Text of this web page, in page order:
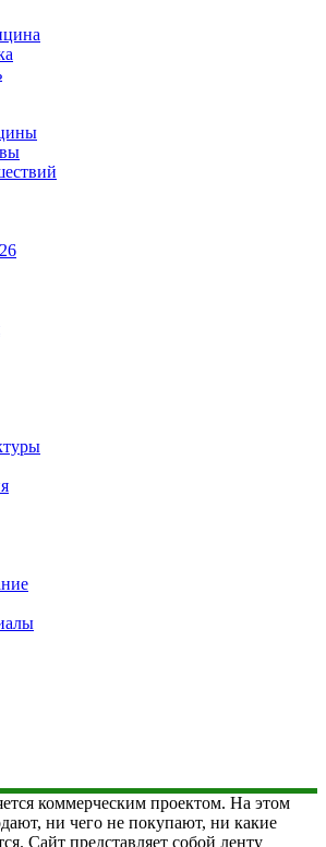
коммерческим проектом. На этом
ни чего не покупают, ни какие
Сайт представляет собой ленту